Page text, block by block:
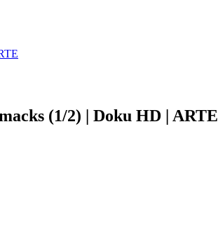
(1/2) | Doku HD | ARTE